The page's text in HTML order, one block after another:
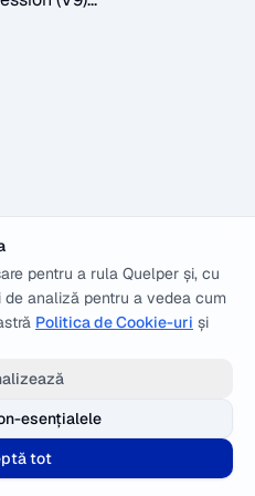
pentru a rula Quelper și, cu
analiză pentru a vedea cum
Politica de Cookie-uri și
esențialele
tot